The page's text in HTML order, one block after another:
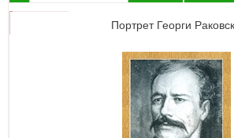
Портрет Георги